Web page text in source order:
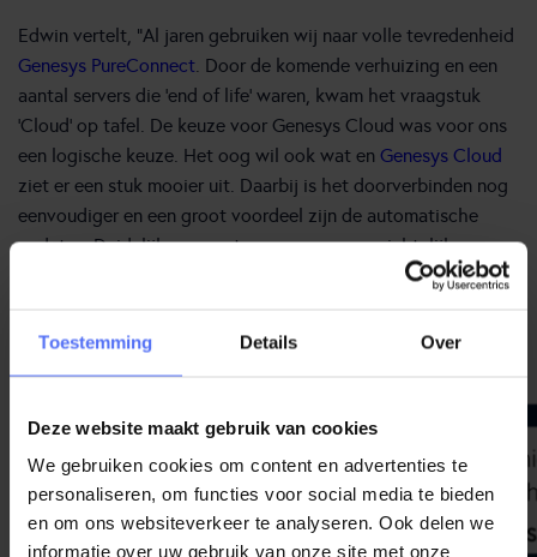
Toestemming Details Over
Deze website maakt gebruik van cookies
We gebruiken cookies om content en advertenties te
personaliseren, om functies voor social media te bieden
en om ons websiteverkeer te analyseren. Ook delen we
informatie over uw gebruik van onze site met onze
Edwin vertelt, “Al jaren gebruiken wij naar volle tevredenheid
Genesys PureConnect. Door de komende verhuizing en een
aantal servers die ‘end of life’ waren, kwam het vraagstuk
‘Cloud’ op tafel. De keuze voor Genesys Cloud was voor ons
een logische keuze. Het oog wil ook wat en Genesys Cloud
ziet er een stuk mooier uit. Daarbij is het doorverbinden nog
eenvoudiger en een groot voordeel zijn de automatische
updates. Duidelijke rapportages en een overzichtelijk
dashboard geven ons inzicht om direct bij te sturen als dat
luisteren.”